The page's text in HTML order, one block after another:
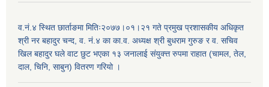
व.नं.४ स्थित छार्ताङमा मितिः२०७७।०१।२१ गते प्रमुख प्रशासकीय अधिकृत
श्री नर बहादुर चन्द, व. नं.४ का का.व. अध्यक्ष श्री बुधराम गुरुङ र व. सचिव
खिल बहादुर घले वाट छुट भएका १३ जनालाई संयुक्त्त रुपमा राहात (चामल, तेल,
दाल, चिनि, साबुन) वितरण गरियो ।